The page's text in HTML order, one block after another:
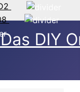
DIY